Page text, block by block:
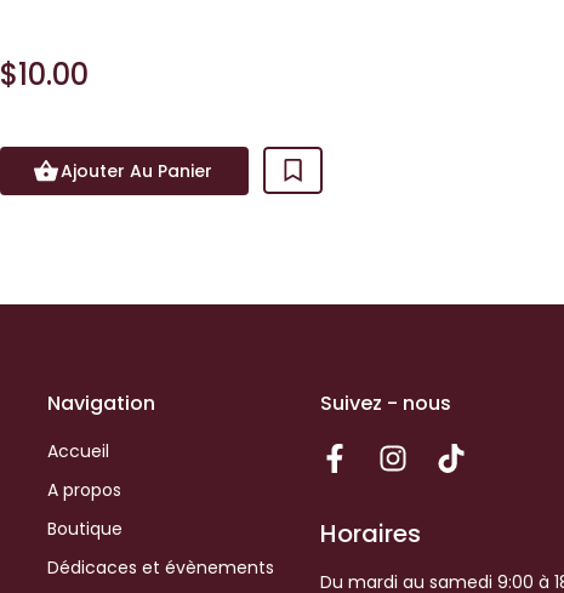
$10.00
Ajouter Au Panier
Navigation
Accueil
A propos
Boutique
Dédicaces et évènements
Suivez - nous
Horaires
Du mardi au samedi 9:00 à